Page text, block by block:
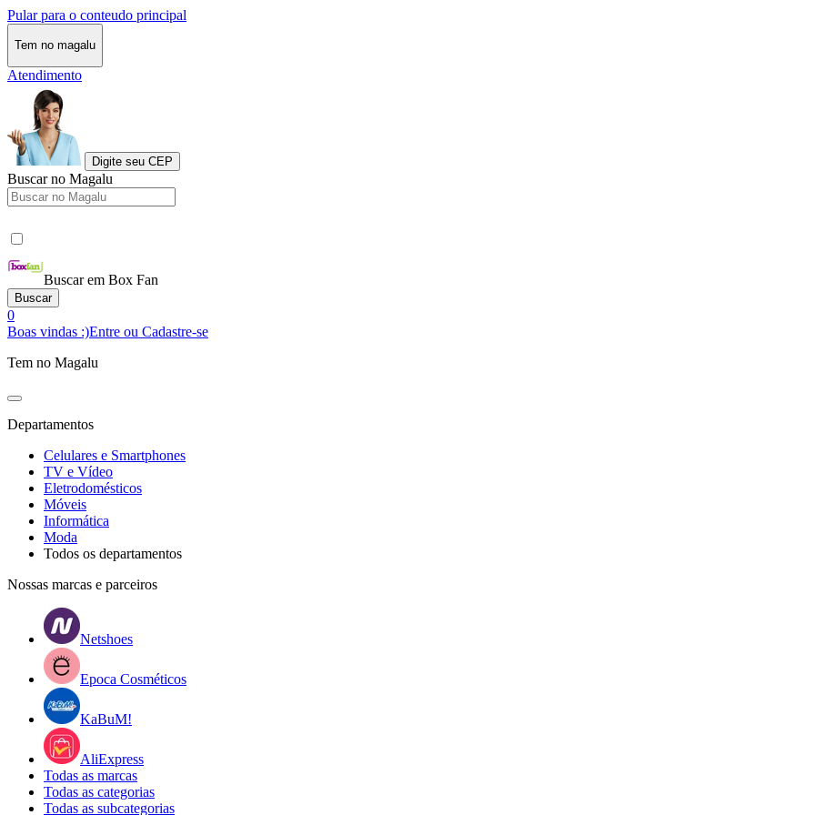
Pular para o conteudo principal
Tem no magalu
Atendimento
Digite seu CEP
Buscar no Magalu
Buscar em Box Fan
Buscar
0
Boas vindas :)Entre ou Cadastre-se
Tem no Magalu
Departamentos
Celulares e Smartphones
TV e Vídeo
Eletrodomésticos
Móveis
Informática
Moda
Todos os departamentos
Nossas marcas e parceiros
Netshoes
Epoca Cosméticos
KaBuM!
AliExpress
Todas as marcas
Todas as categorias
Todas as subcategorias